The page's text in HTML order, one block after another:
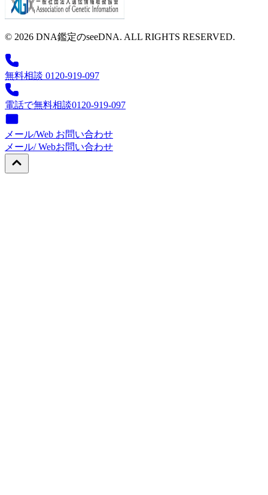
© 2026 DNA鑑定のseeDNA. ALL RIGHTS RESERVED.
無料相談 0120-919-097
電話で無料相談0120-919-097
メール/Web お問い合わせ
メール/ Webお問い合わせ